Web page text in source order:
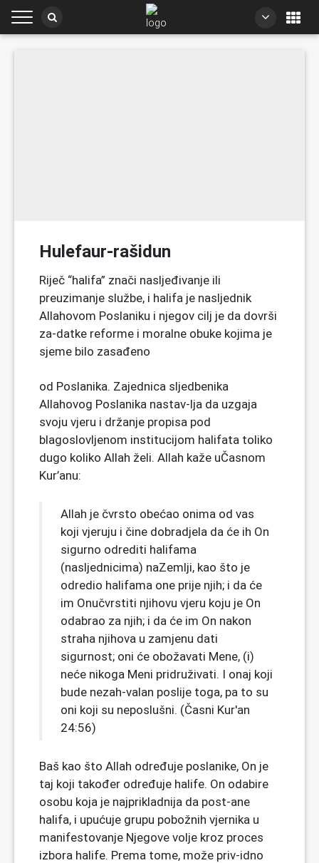
Hulefaur-rašidun
Riječ “halifa” znači nasljeđivanje ili
preuzimanje službe, i halifa je nasljednik
Allahovom Poslaniku i njegov cilj je da dovrši
za-datke reforme i moralne obuke kojima je
sjeme bilo zasađeno
od Poslanika. Zajednica sljedbenika
Allahovog Poslanika nastav-lja da uzgaja
svoju vjeru i držanje propisa pod
blagoslovljenom institucijom halifata toliko
dugo koliko Allah želi. Allah kaže uČasnom
Kur’anu:
Allah je čvrsto obećao onima od vas
koji vjeruju i čine dobradjela da će ih On
sigurno odrediti halifama
(nasljednicima) naZemlji, kao što je
odredio halifama one prije njih; i da će
im Onučvrstiti njihovu vjeru koju je On
odabrao za njih; i da će im On nakon
straha njihova u zamjenu dati
sigurnost; oni će obožavati Mene, (i)
neće nikoga Meni pridruživati. I onaj koji
bude nezah-valan poslije toga, pa to su
oni koji su neposlušni. (Časni Kur'an
24:56)
Baš kao što Allah određuje poslanike, On je
taj koji također određuje halife. On odabire
osobu koja je najprikladnija da post-ane
halifa, i upućuje grupu pobožnih vjernika u
manifestovanje Njegove volje kroz proces
izbora halife. Prema tome, može priv-idno